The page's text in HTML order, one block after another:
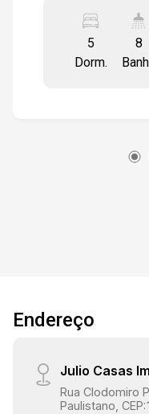
madeira, espaço
ambientes
modulada com uma
serviços independentes.
5
Dorm.
8
Endereço
Julio Casas
Rua Clodomiro
Paulistano, CEP: